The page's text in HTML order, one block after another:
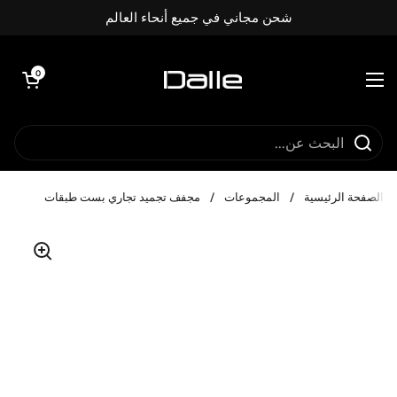
شحن مجاني في جميع أنحاء العالم
فتح القائمة
فتح العربة
0
الصفحة الرئيسية / المجموعات / مجفف تجميد تجاري بست طبقات